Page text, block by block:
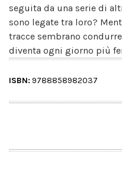
seguita da una serie di
sono legate tra loro?
tracce sembrano
diventa ogni giorno più
ISBN: 9788858982037